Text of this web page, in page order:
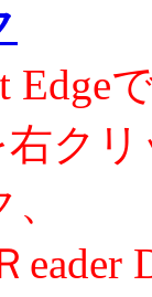
Edge
右ク